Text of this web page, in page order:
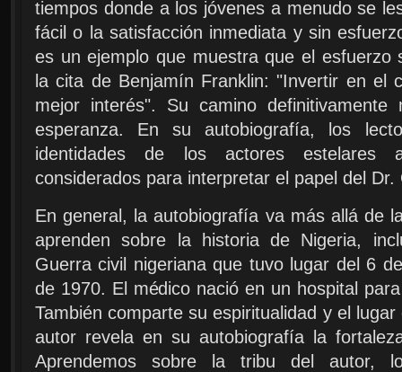
tiempos donde a los jóvenes a menudo se
fácil o la satisfacción inmediata y sin
es un ejemplo que muestra que el esfuerzo
la cita de Benjamín Franklin: "Invertir en el
mejor interés". Su camino
esperanza. En su autobiografía, los
identidades de los actores estelares
considerados para interpretar el papel del Dr.
En general, la autobiografía va más allá de
aprenden sobre la historia de Nigeria,
Guerra civil nigeriana que tuvo lugar del 6
de 1970. El médico nació en un hospital
También comparte su espiritualidad y el
autor revela en su autobiografía la
Aprendemos sobre la tribu del autor,